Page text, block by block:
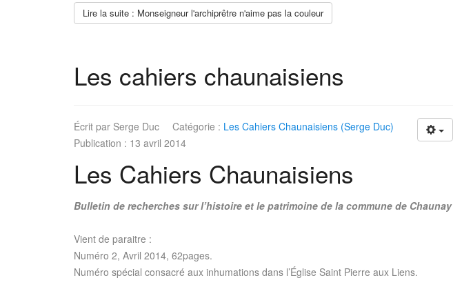
Lire la suite : Monseigneur l'archiprêtre n'aime pas la couleur
Les cahiers chaunaisiens
Écrit par Serge Duc Catégorie : Les Cahiers Chaunaisiens (Serge Duc)
Publication : 13 avril 2014
Les Cahiers Chaunaisiens
Bulletin de recherches sur l’histoire et le patrimoine de la commune de Chaunay
Vient de paraitre :
Numéro 2, Avril 2014, 62pages.
Numéro spécial consacré aux inhumations dans l’Église Saint Pierre aux Liens.